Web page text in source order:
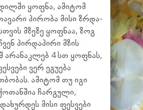
ყოფნა, ამიტომ
პირობა მისი ზრდა-
მზეზე ყოფნაა, ზოგ
პირდაპირი მზის
არანაკლებ 4 სთ ყოფნას,
ვერ ეგუება
ამიტომ თუ იგი
ჩარგული,
მისი ფესვები